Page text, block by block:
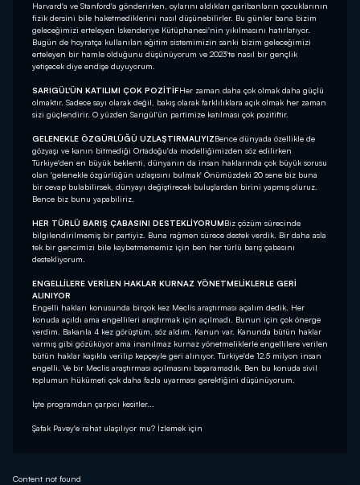
Harvard'a ve Stanford'a gönderirken, oylarını aldıkları garibanların çocuklarının
fizik dersini bile haketmediklerini nasıl düşünebilirler. Bu günler bana bizim
geleceğimizi erteleyen İskenderiye Kütüphanesi'nin yıkılmasını hatırlatıyor.
Bugün de hoyratça kullanılan eğitim sistemimizin sanki bizim geleceğimizi
erteleyen bir hamle olduğunu düşünüyorum ve 2023'te nasıl bir gençlik
yetişecek diye endişe duyuyorum.
SARIGÜL'ÜN KATILIMI ÇOK POZİTİFHer zaman daha çok olmak daha güçlü
olmaktır. Sadece sayı olarak değil, bakış olarak farklılıklara açık olmak her zaman
sizi güçlendirir. O yüzden Sarıgül'ün partimize katılması çok pozitiftir.
GELENEKLE ÖZGÜRLÜĞÜ UZLAŞTIRMALIYIZBence dünyada özellikle de
gözyaşı ve kanın bitmediği Ortadoğu'da modelliğimizden söz edilirken
Türkiye'den en büyük beklenti, dünyanın da insan haklarında çok büyük sorusu
olan 'gelenekle özgürlüğün uzlaşısını bulmak' Önümüzdeki 20 sene biz buna
bir cevap bulabilirsek, dünyayı değiştirecek buluşlardan birini yapmış oluruz.
Bence biz bunu yapabiliriz.
HER TÜRLÜ BARIŞ ÇABASINI DESTEKLİYORUMBiz çözüm sürecinde
bilgilendirilmemiş bir partiyiz. Buna rağmen sürece destek verdik. Bir daha asla
tek bir gencimizi bile kaybetmememiz için ben her türlü barış çabasını
destekliyorum.
ENGELLİLERE VERİLEN HAKLAR KURNAZ YÖNETMELİKLERLE GERİ
ALINIYOR
Engelli hakları konusunda birçok kez Meclis araştırması açalım dedik. Her
konuda açıldı ama engellileri araştırmak için açılmadı. Bunun için çok önerge
verdim. Bakanla 4 kez görüştüm, söz aldım. Kanun var. Kanunda bütün haklar
varmış gibi gözüküyor ama inanılmaz kurnaz yönetmeliklerle engellilere verilen
bütün haklar kaşıkla verilip kepçeyle geri alınıyor. Türkiye'de 12.5 milyon insan
engelli. Ve bir Meclis araştırması açılmasını başaramadık. Ben bu konuda sivil
toplumun hükümeti çok daha fazla uyarması gerektiğini düşünüyorum.
İşte programdan çarpıcı kesitler...
Şafak Pavey'e rahat ulaşılıyor mu? İzlemek için
Content not found